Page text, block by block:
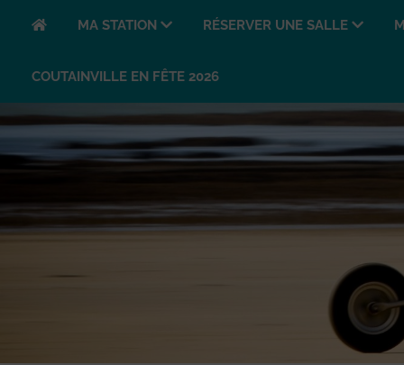
MA STATION RÉSERVER UNE SALLE
COUTAINVILLE EN FÊTE 2026